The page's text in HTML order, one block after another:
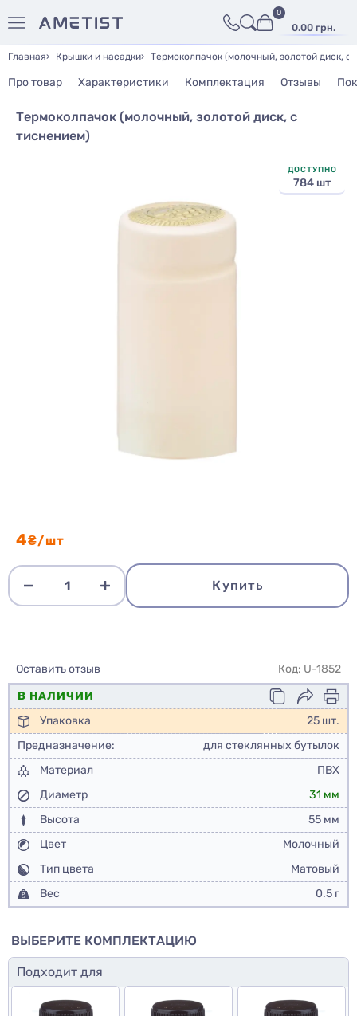
0.00 грн.
0
Главная Крышки и насадки Термоколпачок (молочный, золотой диск, с
Про товар Характеристики Комплектация Отзывы
Термоколпачок (молочный, золотой диск, с
тиснением)
ДОСТУПНО
784 шт
4₴/шт
Купить
Оставить отзыв
Код: U-1852
В НАЛИЧИИ
Упаковка
25 шт.
Предназначение:
для стеклянных бутылок
Материал
ПВХ
Диаметр
31 мм
Высота
55 мм
Цвет
Молочный
Тип цвета
Матовый
Вес
0.5 г
ВЫБЕРИТЕ КОМПЛЕКТАЦИЮ
Подходит для